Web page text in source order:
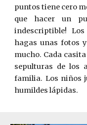
puntos tiene cero
que hacer un
indescriptible!
hagas unas fotos
mucho. Cada
sepulturas de los
familia. Los niños
humildes lápidas.